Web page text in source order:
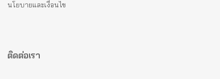
นโยบายและเงื่อนไข
ติดต่อเรา